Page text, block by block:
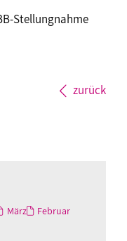
Stellungnahme
zurück
März
Februar